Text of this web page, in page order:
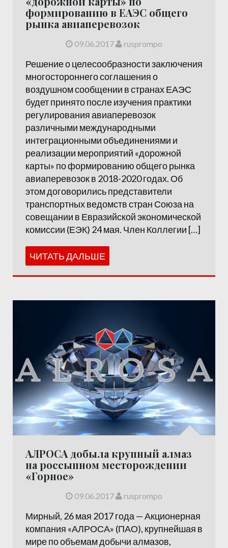
формированию в ЕАЭС общего
рынка авиаперевозок
09.06.2017 rusprompo
Решение о целесообразности заключения
многостороннего соглашения о
воздушном сообщении в странах ЕАЭС
будет принято после изучения практики
регулирования авиаперевозок
различными международными
интеграционными объединениями и
реализации мероприятий «дорожной
карты» по формированию общего рынка
авиаперевозок в 2018-2020 годах. Об
этом договорились представители
транспортных ведомств стран Союза на
совещании в Евразийской экономической
комиссии (ЕЭК) 24 мая. Член Коллегии […]
ЧИТАТЬ ДАЛЬШЕ
АЛРОСА добыла крупный алмаз
на россыпном месторождении
«Горное»
09.06.2017 rusprompo
Мирный, 26 мая 2017 года — Акционерная
компания «АЛРОСА» (ПАО), крупнейшая в
мире по объемам добычи алмазов,